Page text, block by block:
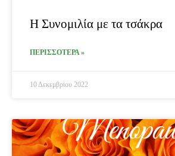
Η Συνομιλία με τα τσάκρα
ΠΕΡΙΣΣΟΤΕΡΑ »
10 Δεκεμβρίου 2022